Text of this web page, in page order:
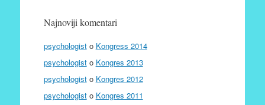
Najnoviji komentari
psychologisto Kongress 2014
psychologisto Kongres 2013
psychologisto Kongres 2012
psychologisto Kongres 2011